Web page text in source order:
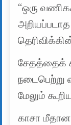
“ஒரு
சேதத்தைக்
நடைபெற்று
மேலும்
காசா